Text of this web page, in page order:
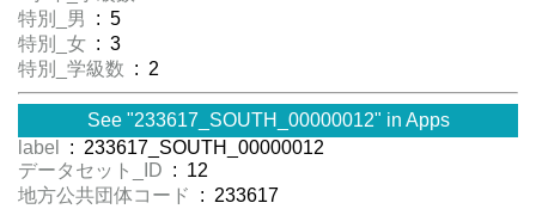
特別_男
: 5
特別_女 : 3
特別_学級数 : 2
See "233617_SOUTH_00000012" in Apps
label
: 233617_SOUTH_00000012
データセット_ID : 12
地方公共団体コード
: 233617